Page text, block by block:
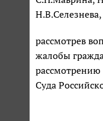
рассмотрев
жалобы
рассмотрению
Суда